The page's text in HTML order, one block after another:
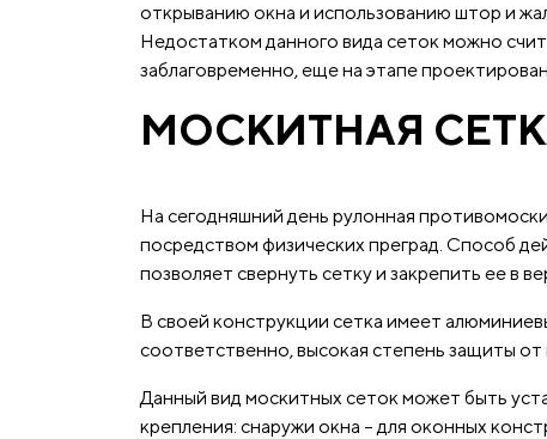
открыванию окна и использованию штор и
Недостатком данного вида сеток можно
заблаговременно, еще на этапе
МОСКИТНАЯ
На сегодняшний день рулонная
посредством физических преград. Способ
позволяет свернуть сетку и закрепить ее в
В своей конструкции сетка имеет
соответственно, высокая степень защиты
Данный вид москитных сеток может быть
крепления: снаружи окна – для оконных